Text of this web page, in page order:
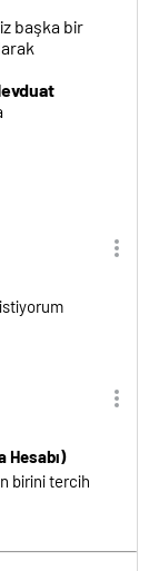
başka bir
Hesabı)
birini tercih